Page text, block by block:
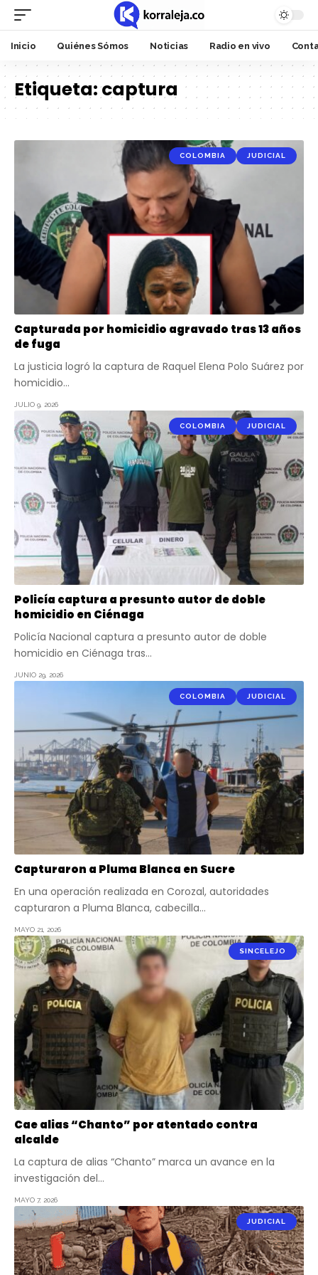
Inicio Quiénes Sómos Noticias Radio en vivo
Etiqueta:captura
COLOMBIA JUDICIAL
Capturada por homicidio agravado tras 13 años
de fuga
La justicia logró la captura de Raquel Elena Polo Suárez por
homicidio…
JULIO 9, 2026
COLOMBIA JUDICIAL
Policía captura a presunto autor de doble
homicidio en Ciénaga
Policía Nacional captura a presunto autor de doble
homicidio en Ciénaga tras…
JUNIO 29, 2026
COLOMBIA JUDICIAL
Capturaron a Pluma Blanca en Sucre
En una operación realizada en Corozal, autoridades
capturaron a Pluma Blanca, cabecilla…
MAYO 21, 2026
SINCELEJO
Cae alias “Chanto” por atentado contra
alcalde
La captura de alias “Chanto” marca un avance en la
investigación del…
MAYO 7, 2026
JUDICIAL